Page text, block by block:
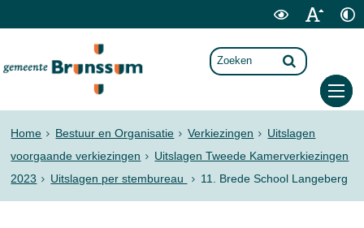
Home Bestuur en Organisatie Verkiezingen
Uitslagen
voorgaande verkiezingen
Uitslagen Tweede Kamerverkiezingen
2023
Uitslagen per stembureau 11. Brede School Langeberg